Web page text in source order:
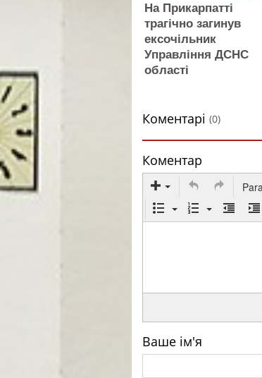
На Прикарпатті
трагічно загинув
ексочільник
Управління ДСНС
області
Коментарі (0)
Коментар
Ваше ім'я